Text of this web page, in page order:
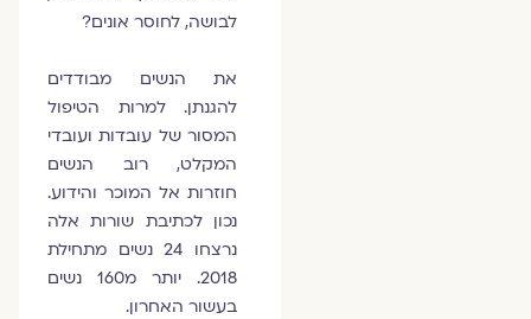
לבושה, לחוסר אונים?
את הנשים מבודדים
להגנתן. למרות הטיפול
המסור של עובדות ועובדי
המקלט, רוב הנשים
חוזרות אל המוכר והידוע.
נכון לכתיבת שורות אלה
נרצחו 24 נשים מתחילת
2018. יותר מ160 נשים
בעשור האחרון.